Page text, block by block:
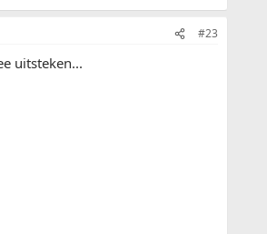
#23
uitsteken...